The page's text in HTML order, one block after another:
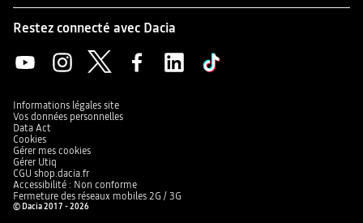
Restez connecté avec Dacia
Informations légales site
Vos données personnelles
Data Act
Cookies
Gérer mes cookies
Gérer Utiq
CGU shop.dacia.fr
Accessibilité : Non conforme
Fermeture des réseaux mobiles 2G / 3G
© Dacia 2017 - 2026